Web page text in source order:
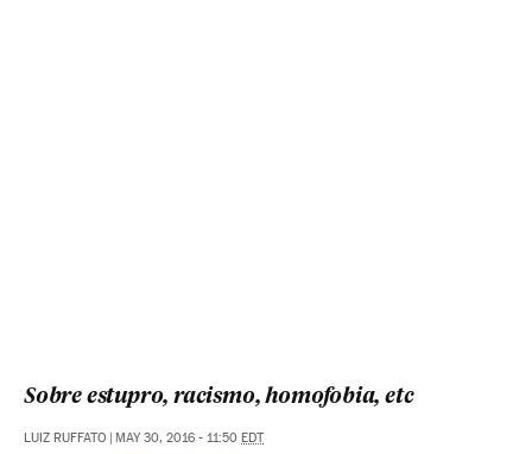
Sobre estupro, racismo, homofobia, etc
LUIZ RUFFATO | MAY 30, 2016 - 11:50 EDT